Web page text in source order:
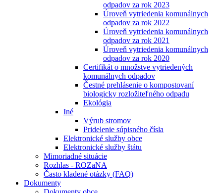
odpadov za rok 2023
Úroveň vytriedenia komunálnych
odpadov za rok 2022
Úroveň vytriedenia komunálnych
odpadov za rok 2021
Úroveň vytriedenia komunálnych
odpadov za rok 2020
Certifikát o množstve vytriedených
komunálnych odpadov
Čestné prehlásenie o kompostovaní
biologicky rozložiteľného odpadu
Ekológia
Iné
Výrub stromov
Pridelenie súpisného čísla
Elektronické služby obce
Elektronické služby štátu
Mimoriadné situácie
Rozhlas - ROZaNA
Často kladené otázky (FAQ)
Dokumenty